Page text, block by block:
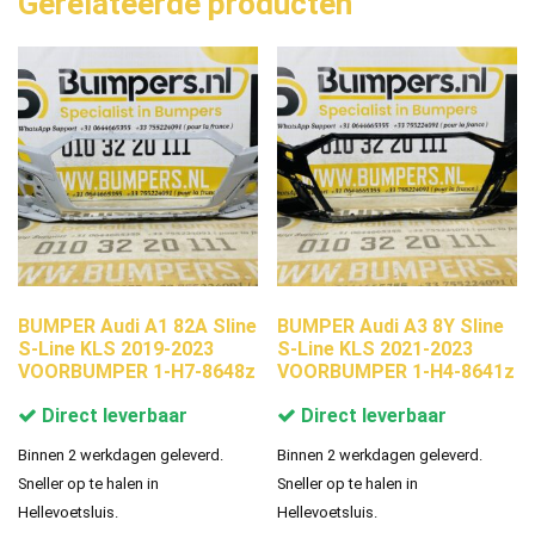
BUMPER Audi A1 82A Sline
S-Line KLS 2019-2023
VOORBUMPER 1-H7-8648z
Direct leverbaar
Binnen 2 werkdagen geleverd.
Sneller op te halen in
Hellevoetsluis.
BUMPER Audi A3 8Y Sline
S-Line KLS 2021-2023
VOORBUMPER 1-H4-8641z
Direct leverbaar
Binnen 2 werkdagen geleverd.
Sneller op te halen in
Hellevoetsluis.